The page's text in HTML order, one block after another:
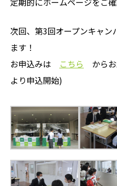
次回、第3回オープンキャン
ます！
お申込みは
こちら から
より申込開始)